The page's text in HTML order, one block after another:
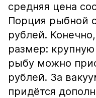
средняя цена
Порция рыбной
рублей.
размер:
рыбу можно
рублей. За
придётся